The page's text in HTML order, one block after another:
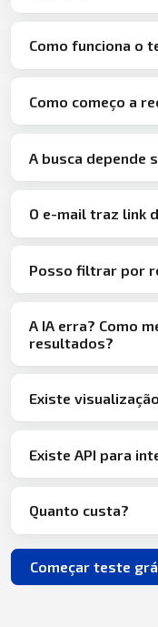
Como funciona o
Como começo a
A busca depende
O e-mail traz link
Posso filtrar por
A IA erra? Como
resultados?
Existe
Existe API para
Quanto custa?
Começar teste